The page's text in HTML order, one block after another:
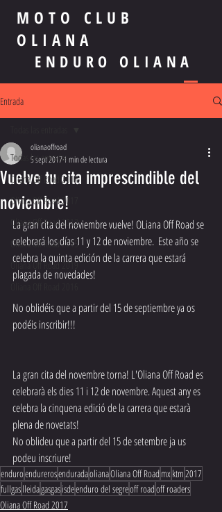
MOTO CLUB
OLIANA
ENDURO OLIANA
Entrada
Todas las entradas
Oliana Off Road 2014
Oliana Off Road 2017
Oliana Off Road 2012
Oliana Off Road 2015
Oliana Off Road 2019
Vuelve tu cita imprescindible del
noviembre!
olianaoffroad
5 sept 20171 min de lectura
La gran cita del noviembre vuelve! OLiana Off Road se
celebrará los días 11 y 12 de noviembre.  Este año se
celebra la quinta edición de la carrera que estará
plagada de novedades!
No oblidéis que a partir del 15 de septiembre ya os
podéis inscribir!!!
La gran cita del novembre torna! L'Oliana Off Road es
celebrarà els dies 11 i 12 de novembre. Aquest any es
celebra la cinquena edició de la carrera que estarà
plena de novetats!
No oblideu que a partir del 15 de setembre ja us
podeu inscriure!
enduroendurerosenduradaolianaOliana Off Roadmxktm2017
fullgaslleidagasgasisdeenduro del segreoff roadoff roaders
Oliana Off Road 2017